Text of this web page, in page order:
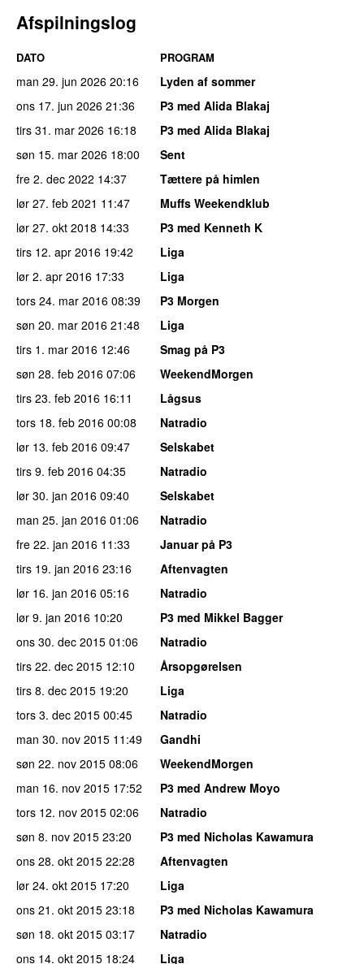
Afspilningslog
DATO PROGRAM
man 29. jun 2026 20:16
Lyden af sommer
ons 17. jun 2026 21:36
P3 med Alida Blakaj
tirs 31. mar 2026 16:18
P3 med Alida Blakaj
søn 15. mar 2026 18:00
Sent
fre 2. dec 2022 14:37
Tættere på himlen
lør 27. feb 2021 11:47
Muffs Weekendklub
lør 27. okt 2018 14:33
P3 med Kenneth K
tirs 12. apr 2016 19:42
Liga
lør 2. apr 2016 17:33
Liga
tors 24. mar 2016 08:39
P3 Morgen
søn 20. mar 2016 21:48
Liga
tirs 1. mar 2016 12:46
Smag på P3
søn 28. feb 2016 07:06
WeekendMorgen
tirs 23. feb 2016 16:11
Lågsus
tors 18. feb 2016 00:08
Natradio
lør 13. feb 2016 09:47
Selskabet
tirs 9. feb 2016 04:35
Natradio
lør 30. jan 2016 09:40
Selskabet
man 25. jan 2016 01:06
Natradio
fre 22. jan 2016 11:33
Januar på P3
tirs 19. jan 2016 23:16
Aftenvagten
lør 16. jan 2016 05:16
Natradio
lør 9. jan 2016 10:20
P3 med Mikkel Bagger
ons 30. dec 2015 01:06
Natradio
tirs 22. dec 2015 12:10
Årsopgørelsen
tirs 8. dec 2015 19:20
Liga
tors 3. dec 2015 00:45
Natradio
man 30. nov 2015 11:49
Gandhi
søn 22. nov 2015 08:06
WeekendMorgen
man 16. nov 2015 17:52
P3 med Andrew Moyo
tors 12. nov 2015 02:06
Natradio
søn 8. nov 2015 23:20
P3 med Nicholas Kawamura
ons 28. okt 2015 22:28
Aftenvagten
lør 24. okt 2015 17:20
Liga
ons 21. okt 2015 23:18
P3 med Nicholas Kawamura
søn 18. okt 2015 03:17
Natradio
ons 14. okt 2015 18:24
Liga